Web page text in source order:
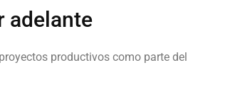
adelante
productivos como parte del